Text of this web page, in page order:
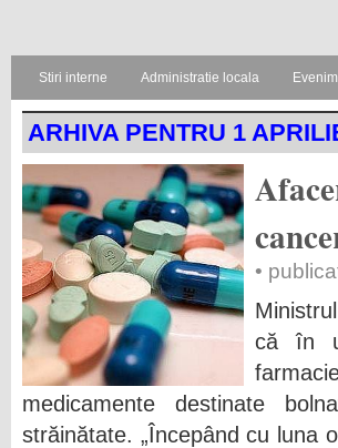
Stiri interne Administratie locala
ARHIVA PENTRU 1
•
că în
medicamente destinate
străinătate. „Începând cu luna